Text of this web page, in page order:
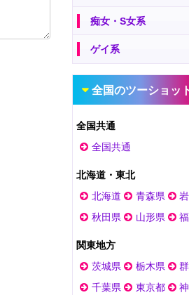
痴女・S女系
ゲイ系
全国のツーショッ
全国共通
全国共通
北海道・東北
北海道
青森県
秋田県
山形県
関東地方
茨城県
栃木県
千葉県
東京都